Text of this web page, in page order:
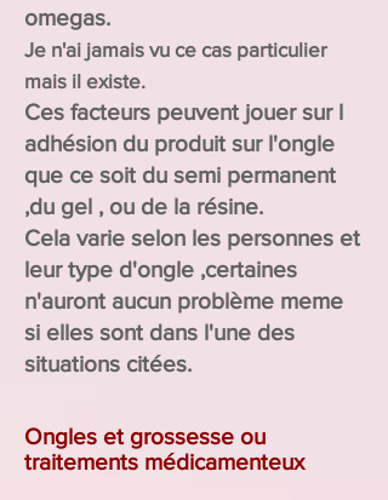
omegas.
Je n'ai jamais vu ce cas particulier
mais il existe.
Ces facteurs peuvent jouer sur l
adhésion du produit sur l'ongle
que ce soit du semi permanent
,du gel , ou de la résine.
Cela varie selon les personnes et
leur type d'ongle ,certaines
n'auront aucun problème meme
si elles sont dans l'une des
situations citées.
Ongles et grossesse ou
traitements médicamenteux